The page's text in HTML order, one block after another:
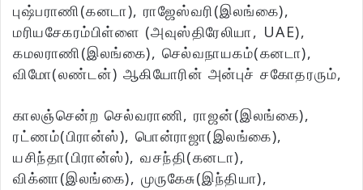
புஷ்பராணி(கனடா), ராஜேஸ்வரி(இலங்கை),
மரியசேகரம்பிள்ளை (அவுஸ்திரேலியா, UAE),
கமலராணி(இலங்கை), செல்வநாயகம்(கனடா),
விமோ(லண்டன்) ஆகியோரின் அன்புச் சகோதரரும்,
காலஞ்சென்ற செல்வராணி, ராஜன்(இலங்கை),
ரட்ணம்(பிரான்ஸ்), பொன்ராஜா(இலங்கை),
யசிந்தா(பிரான்ஸ்), வசந்தி(கனடா),
விக்னா(இலங்கை), முருகேசு(இந்தியா),